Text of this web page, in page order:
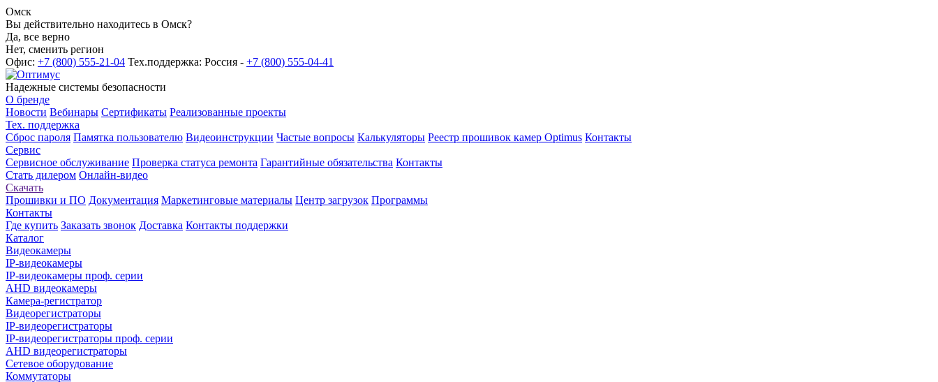
Омск
Вы действительно находитесь в Омск?
Да, все верно
Нет, сменить регион
Офис: +7 (800) 555-21-04 Тех.поддержка: Россия - +7 (800) 555-04-41
Надежные системы безопасности
О бренде
Новости Вебинары Сертификаты Реализованные проекты
Тех. поддержка
Сброс пароля Памятка пользователю Видеоинструкции Частые вопросы Калькуляторы Реестр прошивок камер Optimus Контакты
Сервис
Сервисное обслуживание Проверка статуса ремонта Гарантийные обязательства Контакты
Стать дилером Онлайн-видео
Скачать
Прошивки и ПО Документация Маркетинговые материалы Центр загрузок Программы
Контакты
Где купить Заказать звонок Доставка Контакты поддержки
Каталог
Видеокамеры
IP-видеокамеры
IP-видеокамеры проф. серии
AHD видеокамеры
Камера-регистратор
Видеорегистраторы
IP-видеорегистраторы
IP-видеорегистраторы проф. серии
AHD видеорегистраторы
Сетевое оборудование
Коммутаторы